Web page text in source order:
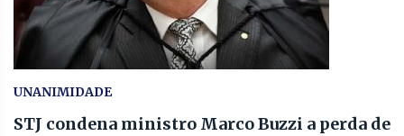
UNANIMIDADE
STJ condena ministro Marco Buzzi a perda de